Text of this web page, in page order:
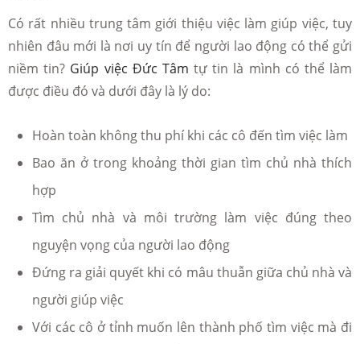
Có rất nhiều trung tâm giới thiệu việc làm giúp việc, tuy
nhiên đâu mới là nơi uy tín để người lao động có thể gửi
niềm tin? Giúp việc Đức Tâm tự tin là mình có thể làm
được điều đó và dưới đây là lý do:
Hoàn toàn không thu phí khi các cô đến tìm việc làm
Bao ăn ở trong khoảng thời gian tìm chủ nhà thích
hợp
Tìm chủ nhà và môi trường làm việc đúng theo
nguyện vọng của người lao động
Đứng ra giải quyết khi có mâu thuẫn giữa chủ nhà và
người giúp việc
Với các cô ở tỉnh muốn lên thành phố tìm việc mà đi